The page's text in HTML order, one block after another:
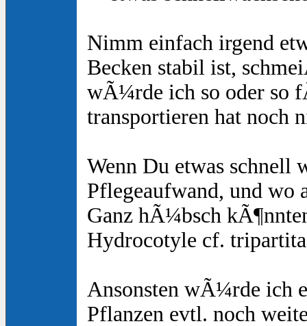
Nimm einfach irgend
Becken stabil ist,
wÃ¼rde ich so oder so
transportieren hat noch
Wenn Du etwas schnell
Pflegeaufwand, und wo
Ganz hÃ¼bsch
Hydrocotyle cf. tripartita
Ansonsten wÃ¼rde ich
Pflanzen evtl. noch